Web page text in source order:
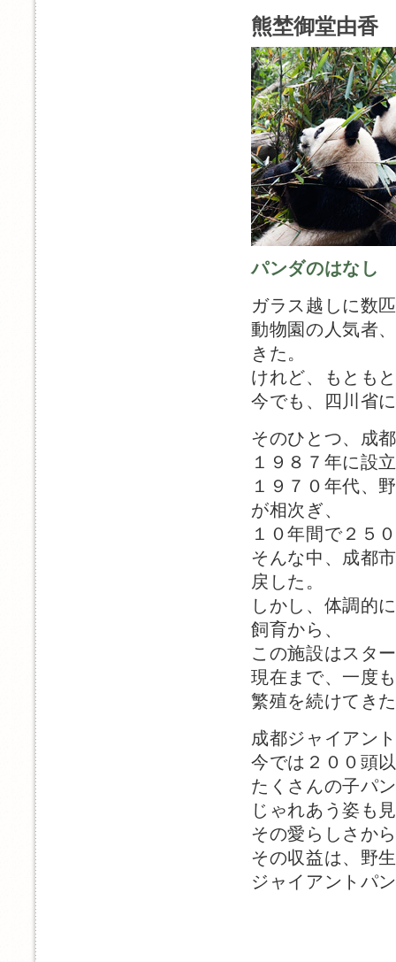
熊埜御堂由香
パンダのはなし
ガラス越しに数
動物園の人気者
きた。
けれど、もとも
今でも、四川省
そのひとつ、成
１９８７年に設
１９７０年代、
が相次ぎ、
１０年間で２５
そんな中、成都
戻した。
しかし、体調的
飼育から、
この施設はスタ
現在まで、一度
繁殖を続けてき
成都ジャイアン
今では２００頭
たくさんの子パ
じゃれあう姿も
その愛らしさか
その収益は、野
ジャイアントパ